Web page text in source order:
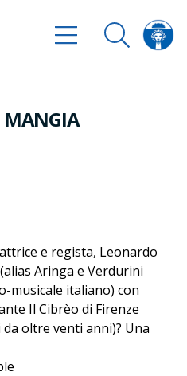
MANGIA
e regista, Leonardo
Aringa e Verdurini
musicale italiano) con
Il Cibrèo di Firenze
oltre venti anni)? Una